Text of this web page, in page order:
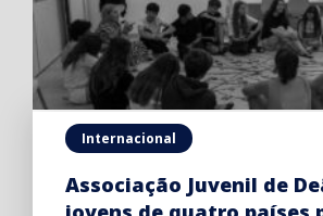
Internacional
Associação Juvenil de